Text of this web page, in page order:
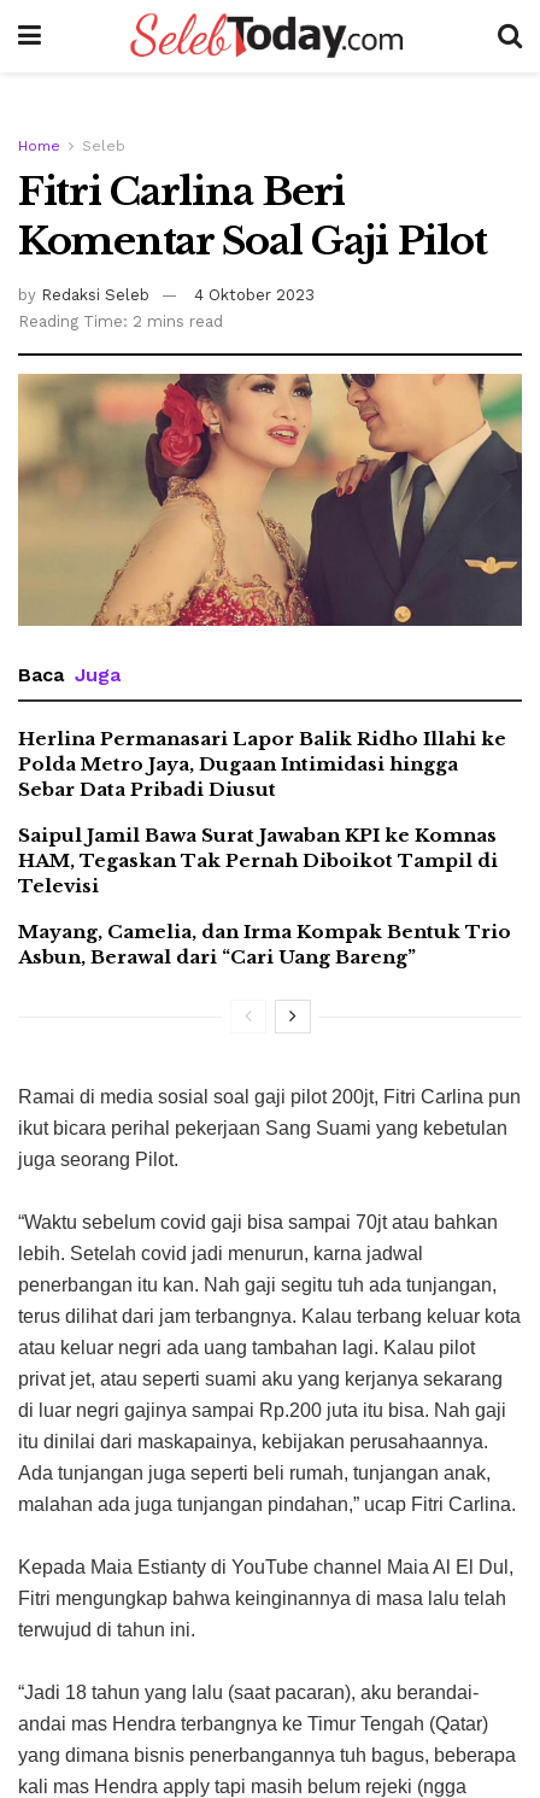
Home Seleb
Fitri Carlina Beri
Komentar Soal Gaji Pilot
by Redaksi Seleb
4 Oktober 2023
Reading Time: 2 mins read
Baca Juga
Herlina Permanasari Lapor Balik Ridho Illahi ke
Polda Metro Jaya, Dugaan Intimidasi hingga
Sebar Data Pribadi Diusut
Saipul Jamil Bawa Surat Jawaban KPI ke Komnas
HAM, Tegaskan Tak Pernah Diboikot Tampil di
Televisi
Mayang, Camelia, dan Irma Kompak Bentuk Trio
Asbun, Berawal dari “Cari Uang Bareng”
Ramai di media sosial soal gaji pilot 200jt, Fitri Carlina pun
ikut bicara perihal pekerjaan Sang Suami yang kebetulan
juga seorang Pilot.
“Waktu sebelum covid gaji bisa sampai 70jt atau bahkan
lebih. Setelah covid jadi menurun, karna jadwal
penerbangan itu kan. Nah gaji segitu tuh ada tunjangan,
terus dilihat dari jam terbangnya. Kalau terbang keluar kota
atau keluar negri ada uang tambahan lagi. Kalau pilot
privat jet, atau seperti suami aku yang kerjanya sekarang
di luar negri gajinya sampai Rp.200 juta itu bisa. Nah gaji
itu dinilai dari maskapainya, kebijakan perusahaannya.
Ada tunjangan juga seperti beli rumah, tunjangan anak,
malahan ada juga tunjangan pindahan,” ucap Fitri Carlina.
Kepada Maia Estianty di YouTube channel Maia Al El Dul,
Fitri mengungkap bahwa keinginannya di masa lalu telah
terwujud di tahun ini.
“Jadi 18 tahun yang lalu (saat pacaran), aku berandai-
andai mas Hendra terbangnya ke Timur Tengah (Qatar)
yang dimana bisnis penerbangannya tuh bagus, beberapa
kali mas Hendra apply tapi masih belum rejeki (ngga